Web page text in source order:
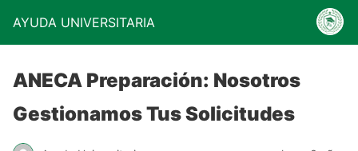
AYUDA UNIVERSITARIA
ANECA Preparación: Nosotros
Gestionamos Tus Solicitudes